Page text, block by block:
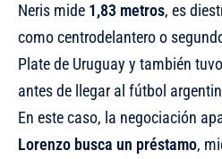
Neris mide 1,83 metros, es
como centrodelantero o
Plate de Uruguay y también
antes de llegar al fútbol
En este caso, la negociación
Lorenzo busca un préstamo,